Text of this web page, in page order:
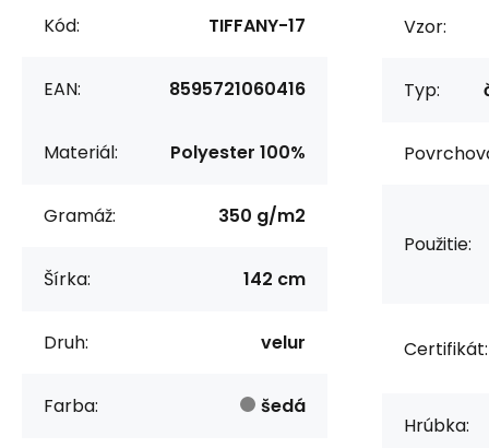
Kód: TIFFANY-17
EAN: 8595721060416
Materiál: Polyester 100%
Gramáž: 350 g/m2
Šírka: 142 cm
Druh: velur
Farba: šedá
Vzor:
Typ:
Použitie:
Certifikát:
Hrúbka: